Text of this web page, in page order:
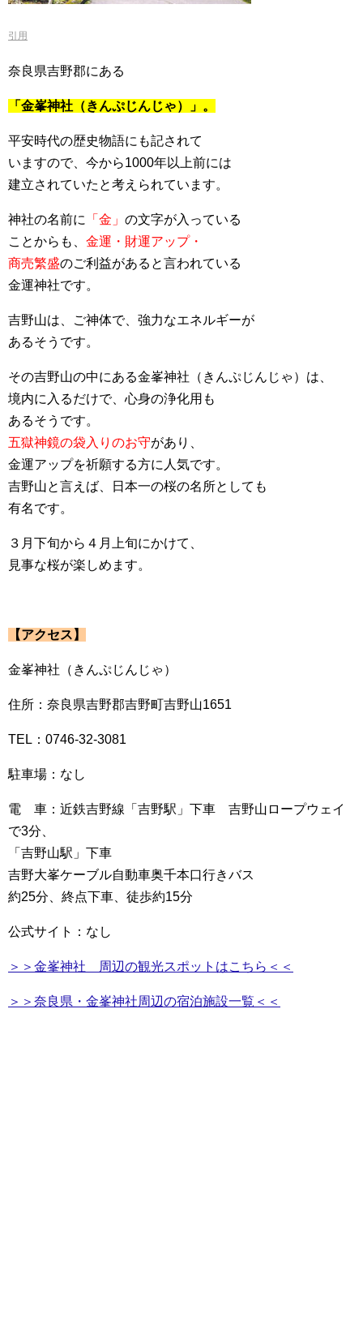
引用
奈良県吉野郡にある
「金峯神社（きんぷじんじゃ）」。
平安時代の歴史物語にも記されて
いますので、今から1000年以上前には
建立されていたと考えられています。
神社の名前に 「金」 の文字が入っている
ことからも、 金運・財運アップ・
商売繁盛のご利益があると言われている
金運神社です。
吉野山は、ご神体で、強力なエネルギーが
あるそうです。
その吉野山の中にある金峯神社（きんぷじんじゃ）は、
境内に入るだけで、心身の浄化用も
あるそうです。
五獄神鏡の袋入りのお守があり、
金運アップを祈願する方に人気です。
吉野山と言えば、日本一の桜の名所としても
有名です。
３月下旬から４月上旬にかけて、
見事な桜が楽しめます。
【アクセス】
金峯神社（きんぷじんじゃ）
住所：奈良県吉野郡吉野町吉野山1651
TEL：0746-32-3081
駐車場：なし
電 車：近鉄吉野線「吉野駅」下車 吉野山ロープウェイ
で3分、
「吉野山駅」下車
吉野大峯ケーブル自動車奥千本口行きバス
約25分、終点下車、徒歩約15分
公式サイト：なし
＞＞金峯神社 周辺の観光スポットはこちら＜＜
＞＞奈良県・金峯神社周辺の宿泊施設一覧＜＜